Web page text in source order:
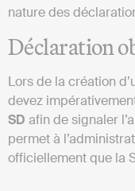
nature des
Déclaration
Lors de la création
devez
SD afin de signaler
permet à
officiellement que la